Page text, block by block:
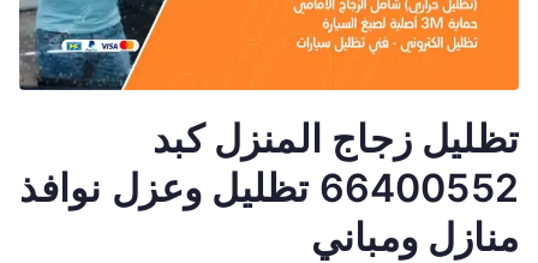
تظليل زجاج المنزل كبد
66400552 تظليل وعزل نوافذ
منازل ومباني